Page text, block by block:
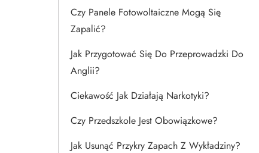
Czy Panele Fotowoltaiczne Mogą Się
Zapalić?
Jak Przygotować Się Do Przeprowadzki Do
Anglii?
Ciekawość Jak Działają Narkotyki?
Czy Przedszkole Jest Obowiązkowe?
Jak Usunąć Przykry Zapach Z Wykładziny?